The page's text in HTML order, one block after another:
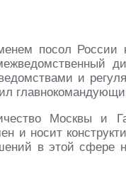
посол России
и
Москвы и
и носит
в этой сфере